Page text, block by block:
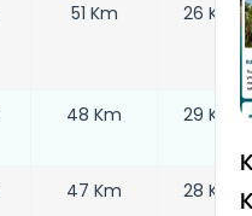
51 Km 26 Km
48 Km 29 Km
47 Km 28 Km